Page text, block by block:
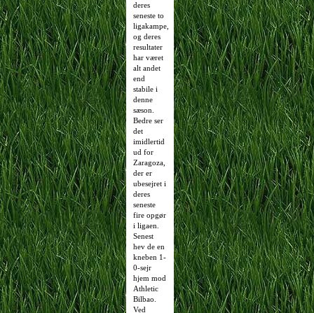
deres
seneste to
ligakampe,
og deres
resultater
har været
alt andet
end
stabile i
denne
sæson.
Bedre ser
det
imidlertid
ud for
Zaragoza,
der er
ubesejret i
deres
seneste
fire opgør
i ligaen.
Senest
hev de en
kneben 1-
0-sejr
hjem mod
Athletic
Bilbao.
Ved